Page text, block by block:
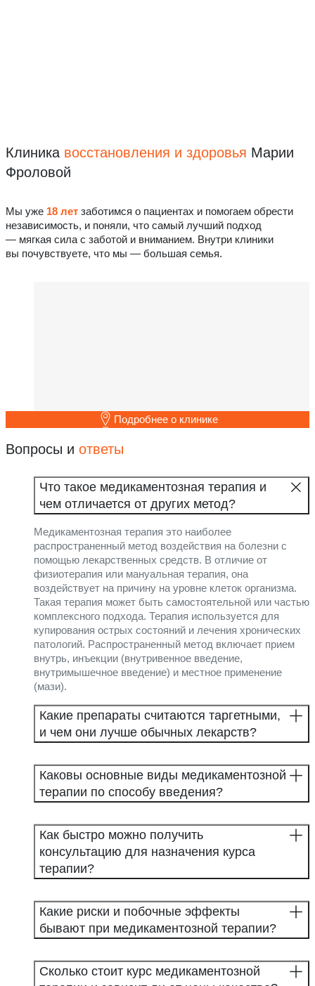
Клиника восстановления и здоровья Марии
Фроловой
Мы уже 18 лет заботимся о пациентах и помогаем обрести
независимость, и поняли, что самый лучший подход
— мягкая сила с заботой и вниманием. Внутри клиники
вы почувствуете, что мы — большая семья.
Подробнее о клинике
Вопросы и ответы
Что такое медикаментозная терапия и
чем отличается от других метод?
Медикаментозная терапия это наиболее
распространенный метод воздействия на болезни с
помощью лекарственных средств. В отличие от
физиотерапия или мануальная терапия, она
воздействует на причину на уровне клеток организма.
Такая терапия может быть самостоятельной или частью
комплексного подхода. Терапия используется для
купирования острых состояний и лечения хронических
патологий. Распространенный метод включает прием
внутрь, инъекции (внутривенное введение,
внутримышечное введение) и местное применение
(мази).
Какие препараты считаются таргетными,
и чем они лучше обычных лекарств?
Каковы основные виды медикаментозной
терапии по способу введения?
Как быстро можно получить
консультацию для назначения курса
терапии?
Какие риски и побочные эффекты
бывают при медикаментозной терапии?
Сколько стоит курс медикаментозной